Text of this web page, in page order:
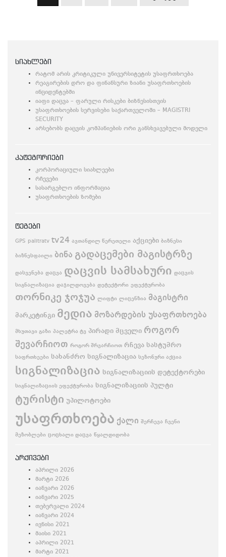
სიახლები
რატომ არის კრიტიკული უნივერსიტეტის უსაფრთხოება
რეაგირების დრო და ფინანსური ზიანი უსაფრთხოების
ინციდენტებში
იაფი დაცვა – ფარული რისკები ბიზნესისთვის
უსაფრთხოების სერვისები საქართველოში – MAGISTRI
SECURITY
არსებობს დაცვის კომპანიების ორი განსხვავებული მოდელი
კატეგორიები
კორპორაციული სიახლეები
რჩევები
სასარგებლო ინფორმაცია
უსაფრთხოების ზომები
ტეგები
GPS palitratv tv24 ავთანდილ წერეთელი აქციები ბიზნესი
ბიზნესფაილი ბინა გადაცემები მაგისტრზე
დასვენება დაცვა დაცვის სამსახური დაცვის
სიგნალიზაცია დაჯილდოვება დეტექტორი ეფექტურობა
თორნიკე ჯოჯუა ლიფტი ლიცენზია მაგისტრი
მარკეტინგი მედია მოზარდების უსაფრთხოება
მხუთავი გაზი პალეტრა ტვ პირადი მცველი როგორ
შევარჩიოთ როგორ შრვარჩიოთ რჩევა სასტუმრო
საფრთხეები სახანძრო სიგნალიზაცია სეზონური აქცია
სიგნალიზაცია სიგნალიზაციის დეტექტორები
სიგნალიზაციის ეფექტურობა სიგნალიზაციის პულტი
ტურისტი უპილოტოები
უსაფრთხოება ქალი შერჩევა ჩვენი
მეზობლები ცოცხალი დაცვა წყალდიდობა
არქივები
აპრილი 2026
მარტი 2026
იანვარი 2026
იანვარი 2025
თებერვალი 2024
იანვარი 2024
ივნისი 2021
მაისი 2021
აპრილი 2021
მარტი 2021